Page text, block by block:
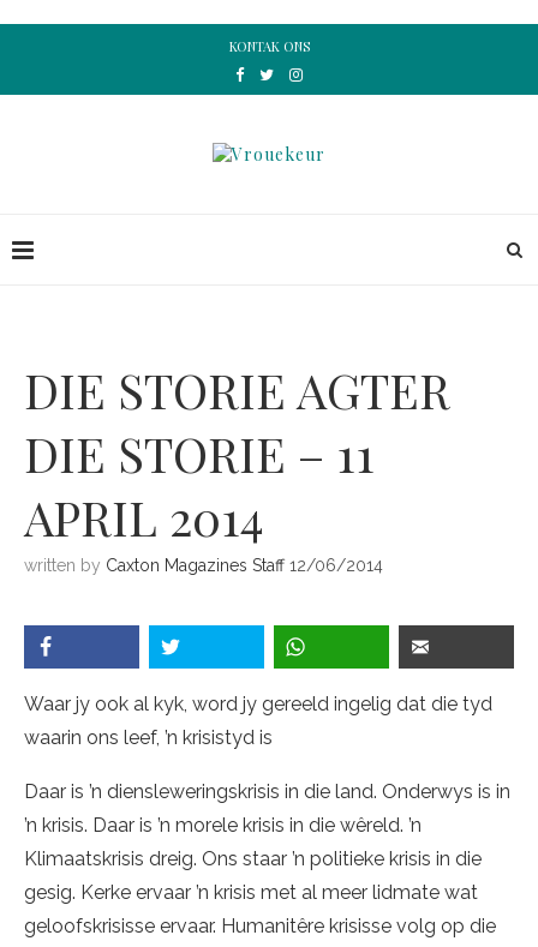
KONTAK ONS
DIE STORIE AGTER
DIE STORIE – 11
APRIL 2014
written by Caxton Magazines Staff 12/06/2014
Waar jy ook al kyk, word jy gereeld ingelig dat die tyd
waarin ons leef, ’n krisistyd is
Daar is ’n diensleweringskrisis in die land. Onderwys is in
’n krisis. Daar is ’n morele krisis in die wêreld. ’n
Klimaatskrisis dreig. Ons staar ’n politieke krisis in die
gesig. Kerke ervaar ’n krisis met al meer lidmate wat
geloofskrisisse ervaar. Humanitêre krisisse volg op die